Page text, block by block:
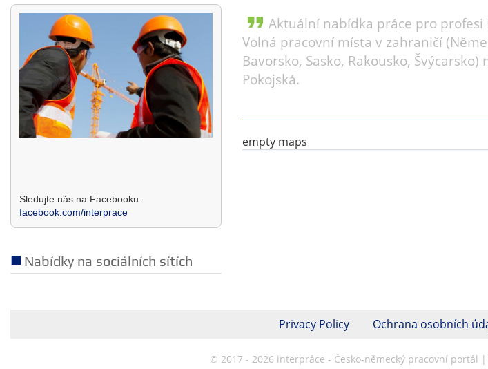
Sledujte nás na Facebooku:
facebook.com/interprace
Nabídky na sociálních sítích
format_quote Aktuální nabídka práce pro profesi
Volná pracovní místa v zahraničí
Bavorsko, Sasko, Rakousko, Švýcarsko)
Pokojská.
empty maps
Privacy Policy Ochrana osobních
© 2017 - 2026 interpráce - Česko-německý pracovní portál